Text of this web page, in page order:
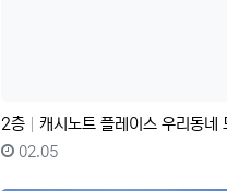
2층 캐시노트 플레이스 우리동네 모여쿠폰 기프
등록일
02.05